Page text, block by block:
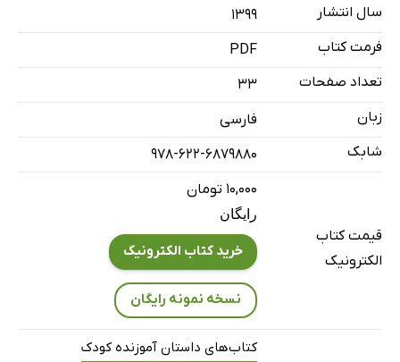
سال انتشار
۱۳۹۹
فرمت کتاب
PDF
تعداد صفحات
33
زبان
فارسی
شابک
978-622-6879880
قیمت کتاب
الکترونیک
۱۰,۰۰۰ تومان
رایگان
خرید کتاب الکترونیک
نسخه نمونه رایگان
کتاب‌های داستان آموزنده کودک